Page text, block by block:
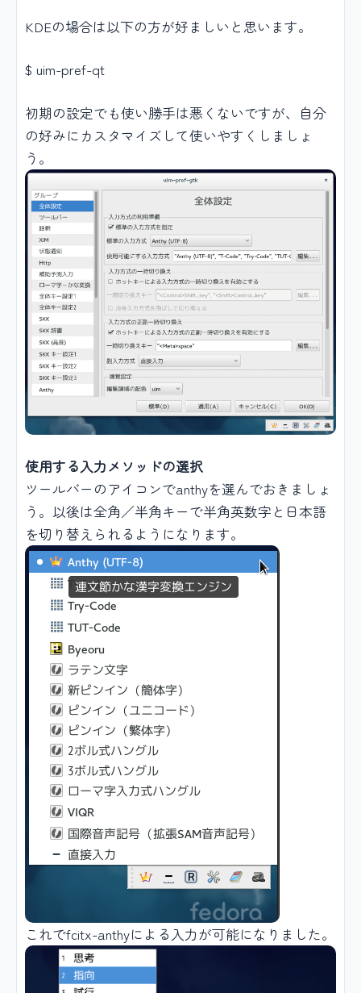
KDEの場合は以下の方が好ましいと思います。
$ uim-pref-qt
初期の設定でも使い勝手は悪くないですが、自分
の好みにカスタマイズして使いやすくしましょ
う。
使用する入力メソッドの選択
ツールバーのアイコンでanthyを選んでおきましょ
う。以後は全角／半角キーで半角英数字と日本語
を切り替えられるようになります。
これでfcitx-anthyによる入力が可能になりました。